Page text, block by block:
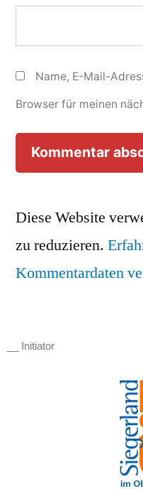
Name, E-Mail-
Browser für meinen
Diese Website
zu reduzieren.
Kommentardaten
__ Initiator